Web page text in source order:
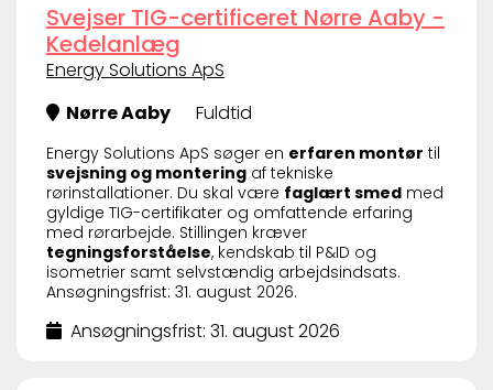
Svejser TIG-certificeret Nørre Aaby -
Kedelanlæg
Energy Solutions ApS
Nørre Aaby
Fuldtid
Energy Solutions ApS søger en erfaren montør til
svejsning og montering af tekniske
rørinstallationer. Du skal være faglært smed med
gyldige TIG-certifikater og omfattende erfaring
med rørarbejde. Stillingen kræver
tegningsforståelse, kendskab til P&ID og
isometrier samt selvstændig arbejdsindsats.
Ansøgningsfrist: 31. august 2026.
Ansøgningsfrist: 31. august 2026